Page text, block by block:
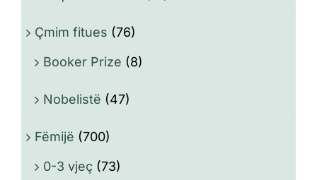
Çmim fitues (76)
Booker Prize (8)
Nobelistë (47)
Fëmijë (700)
0-3 vjeç (73)